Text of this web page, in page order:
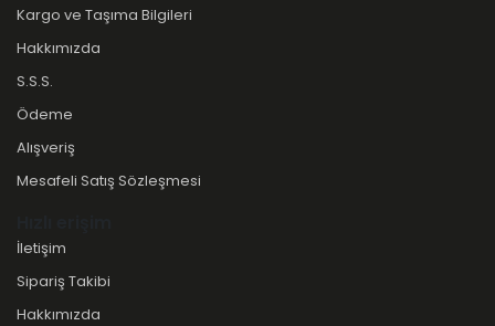
Kargo ve Taşıma Bilgileri
Hakkımızda
S.S.S.
Ödeme
Alışveriş
Mesafeli Satış Sözleşmesi
İletişim
Sipariş Takibi
Hakkımızda